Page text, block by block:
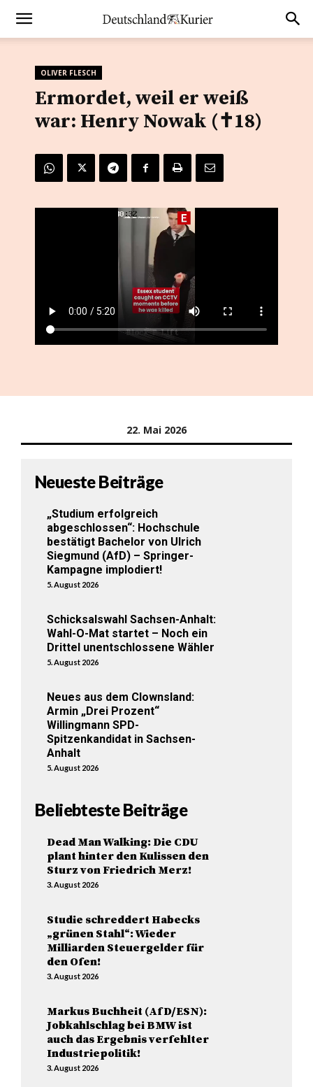
OLIVER FLESCH
Ermordet, weil er weiß
war: Henry Nowak (✝18)
22. Mai 2026
Neueste Beiträge
„Studium erfolgreich
abgeschlossen“: Hochschule
bestätigt Bachelor von Ulrich
Siegmund (AfD) – Springer-
Kampagne implodiert!
5. August 2026
Schicksalswahl Sachsen-Anhalt:
Wahl-O-Mat startet – Noch ein
Drittel unentschlossene Wähler
5. August 2026
Neues aus dem Clownsland:
Armin „Drei Prozent“
Willingmann SPD-
Spitzenkandidat in Sachsen-
Anhalt
5. August 2026
Beliebteste Beiträge
Dead Man Walking: Die CDU
plant hinter den Kulissen den
Sturz von Friedrich Merz!
3. August 2026
Studie schreddert Habecks
„grünen Stahl“: Wieder
Milliarden Steuergelder für
den Ofen!
3. August 2026
Markus Buchheit (AfD/ESN):
Jobkahlschlag bei BMW ist
auch das Ergebnis verfehlter
Industriepolitik!
3. August 2026